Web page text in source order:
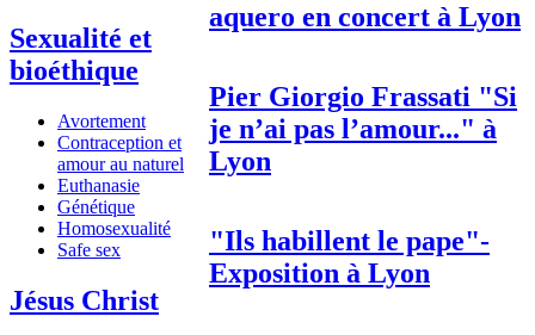
Sexualité et
bioéthique
Avortement
Contraception et
amour au naturel
Euthanasie
Génétique
Homosexualité
Safe sex
Jésus Christ
aquero en concert à Lyon
Pier Giorgio Frassati "Si
je n’ai pas l’amour..." à
Lyon
"Ils habillent le pape"-
Exposition à Lyon